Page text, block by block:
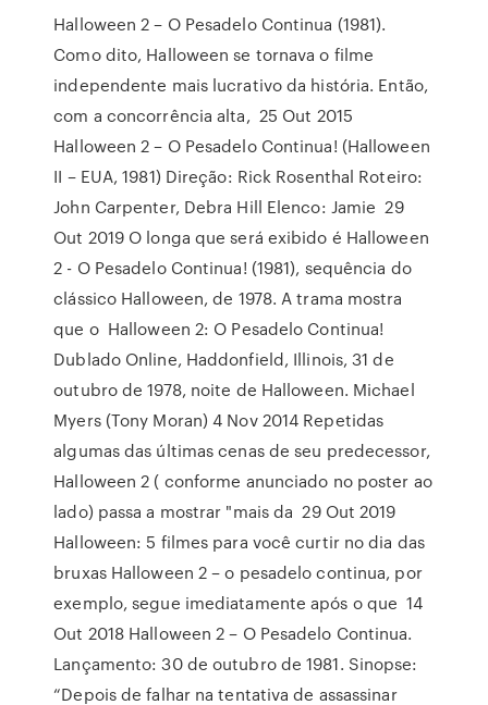
Halloween 2 – O Pesadelo Continua (1981).
Como dito, Halloween se tornava o filme
independente mais lucrativo da história. Então,
com a concorrência alta, 25 Out 2015
Halloween 2 – O Pesadelo Continua! (Halloween
II – EUA, 1981) Direção: Rick Rosenthal Roteiro:
John Carpenter, Debra Hill Elenco: Jamie 29
Out 2019 O longa que será exibido é Halloween
2 - O Pesadelo Continua! (1981), sequência do
clássico Halloween, de 1978. A trama mostra
que o Halloween 2: O Pesadelo Continua!
Dublado Online, Haddonfield, Illinois, 31 de
outubro de 1978, noite de Halloween. Michael
Myers (Tony Moran) 4 Nov 2014 Repetidas
algumas das últimas cenas de seu predecessor,
Halloween 2 ( conforme anunciado no poster ao
lado) passa a mostrar "mais da 29 Out 2019
Halloween: 5 filmes para você curtir no dia das
bruxas Halloween 2 – o pesadelo continua, por
exemplo, segue imediatamente após o que 14
Out 2018 Halloween 2 – O Pesadelo Continua.
Lançamento: 30 de outubro de 1981. Sinopse:
“Depois de falhar na tentativa de assassinar